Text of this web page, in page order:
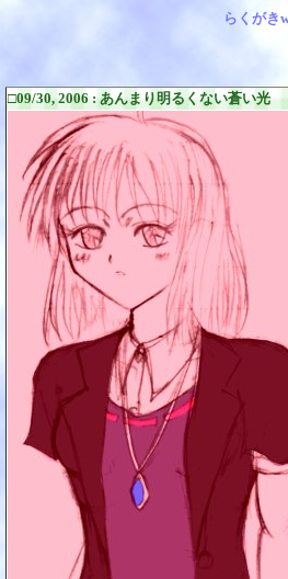
らくがき
□09/30, 2006 : あんまり明るくない蒼い光